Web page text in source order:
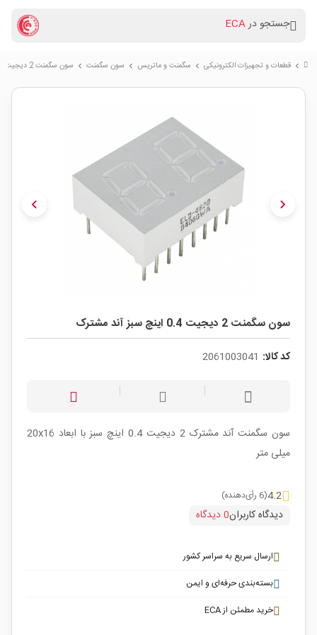
جستجو درECA
chevron_right قطعات و تجهیزات الکترونیکی chevron_right سگمنت و ماتریس chevron_right سون سگمنت chevron_right سون سگمنت 2 دیجیت 0.4 اینچ سبز آند مشترک
chevron_left chevron_right
سون سگمنت 2 دیجیت 0.4 اینچ سبز آند مشترک
کد کالا: 2061003041
سون سگمنت آند مشترک 2 دیجیت 0.4 اینچ سبز با ابعاد 20x16
میلی متر
4.2(6 رأی‌دهنده)
دیدگاه کاربران0 دیدگاه
ارسال سریع به سراسر کشور
بسته‌بندی حرفه‌ای و ایمن
خرید مطمئن از ECA